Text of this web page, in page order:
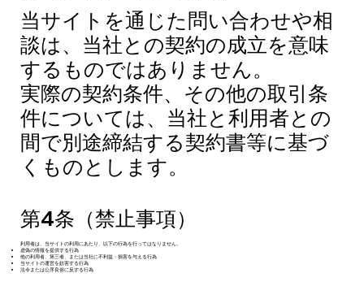
当サイトを通じた問い合わせや相
談は、当社との契約の成立を意味
するものではありません。
実際の契約条件、その他の取引条
件については、当社と利用者との
間で別途締結する契約書等に基づ
くものとします。
第4条（禁止事項）
利用者は、当サイトの利用にあたり、以下の行為を行ってはなりません。
虚偽の情報を提供する行為
他の利用者、第三者、または当社に不利益・損害を与える行為
当サイトの運営を妨害する行為
法令または公序良俗に反する行為